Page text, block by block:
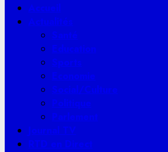
Menu
principal
Accueil
Actualités
Santé
Education
Sports
Economie
Social/Culture
Politique
Parlement
Journal TV
RTD en Direct